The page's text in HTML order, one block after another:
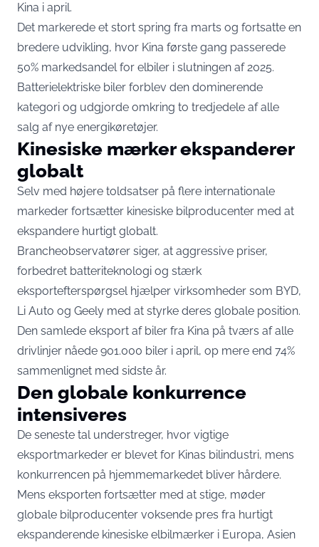
Kina i april.
Det markerede et stort spring fra marts og fortsatte en
bredere udvikling, hvor Kina første gang passerede
50% markedsandel for elbiler i slutningen af 2025.
Batterielektriske biler forblev den dominerende
kategori og udgjorde omkring to tredjedele af alle
salg af nye energikøretøjer.
Kinesiske mærker ekspanderer
globalt
Selv med højere toldsatser på flere internationale
markeder fortsætter kinesiske bilproducenter med at
ekspandere hurtigt globalt.
Brancheobservatører siger, at aggressive priser,
forbedret batteriteknologi og stærk
eksportefterspørgsel hjælper virksomheder som BYD,
Li Auto og Geely med at styrke deres globale position.
Den samlede eksport af biler fra Kina på tværs af alle
drivlinjer nåede 901.000 biler i april, op mere end 74%
sammenlignet med sidste år.
Den globale konkurrence
intensiveres
De seneste tal understreger, hvor vigtige
eksportmarkeder er blevet for Kinas bilindustri, mens
konkurrencen på hjemmemarkedet bliver hårdere.
Mens eksporten fortsætter med at stige, møder
globale bilproducenter voksende pres fra hurtigt
ekspanderende kinesiske elbilmærker i Europa, Asien